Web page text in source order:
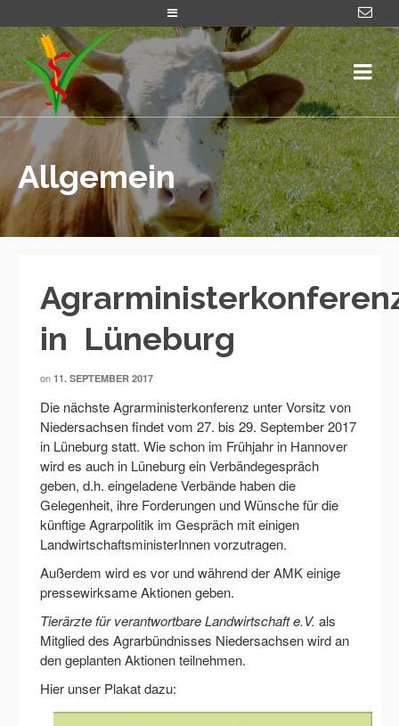
Allgemein
in Lüneburg
on 11. SEPTEMBER 2017
Die nächste Agrarministerkonferenz unter Vorsitz von
Niedersachsen findet vom 27. bis 29. September 2017
in Lüneburg statt. Wie schon im Frühjahr in Hannover
wird es auch in Lüneburg ein Verbändegespräch
geben, d.h. eingeladene Verbände haben die
Gelegenheit, ihre Forderungen und Wünsche für die
künftige Agrarpolitik im Gespräch mit einigen
LandwirtschaftsministerInnen vorzutragen.
Außerdem wird es vor und während der AMK einige
pressewirksame Aktionen geben.
Tierärzte für verantwortbare Landwirtschaft e.V. als
Mitglied des Agrarbündnisses Niedersachsen wird an
den geplanten Aktionen teilnehmen.
Hier unser Plakat dazu: